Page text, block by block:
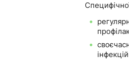
інфекцій